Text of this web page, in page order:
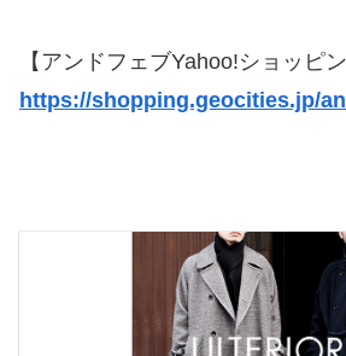
【アンドフェブYahoo!ショッピン
https://shopping.geocities.jp/